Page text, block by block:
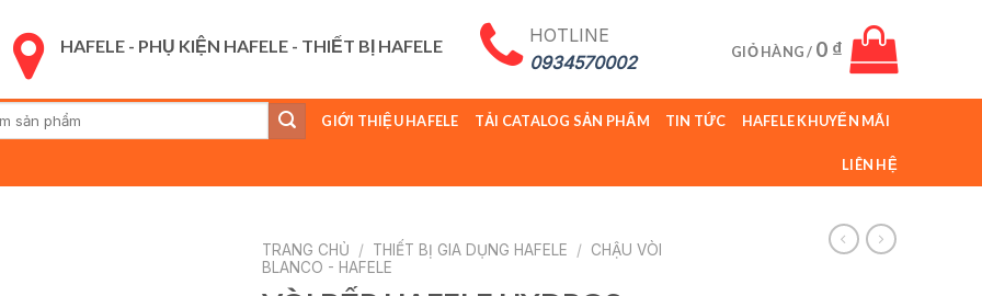
HAFELE - PHỤ KIỆN HAFELE - THIẾT BỊ HAFELE
HOTLINE
0934570002
GIỎ HÀNG / 0 ₫
GIỚI THIỆU HAFELE TẢI CATALOG SẢN PHẨM TIN TỨC HAFELE KHUYẾN MÃI
LIÊN HỆ
TRANG CHỦ / THIẾT BỊ GIA DỤNG HAFELE / CHẬU VÒI
BLANCO - HAFELE